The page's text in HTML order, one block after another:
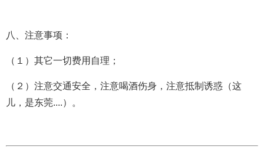
八、注意事项：
（１）其它一切费用自理；
（２）注意交通安全，注意喝酒伤身，注意抵制诱惑（这
儿，是东莞....）。